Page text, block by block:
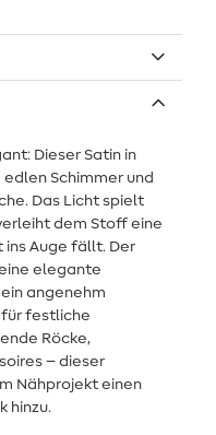
Dieser Satin in
Schimmer und
Das Licht spielt
dem Stoff eine
ins Auge fällt. Der
elegante
angenehm
für festliche
Röcke,
– dieser
Nähprojekt einen
hinzu.